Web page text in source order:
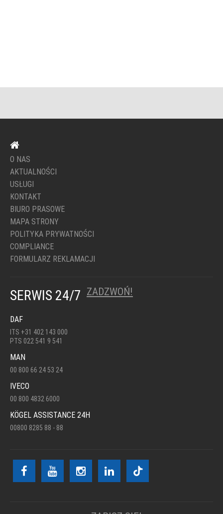
O NAS
AKTUALNOŚCI
USŁUGI
KONTAKT
BIURO PRASOWE
MAPA STRONY
POLITYKA PRYWATNOŚCI
COMPLIANCE
FORMULARZ REKLAMACJI
SERWIS 24/7 ZADZWOŃ!
DAF
ITS +31 402 143 000
PTS 022 541 9 541
MAN
00 800 66 24 53 24
IVECO
00 800 4832 6000
KÖGEL ASSISTANCE 24H
00800 8285 88 - 88